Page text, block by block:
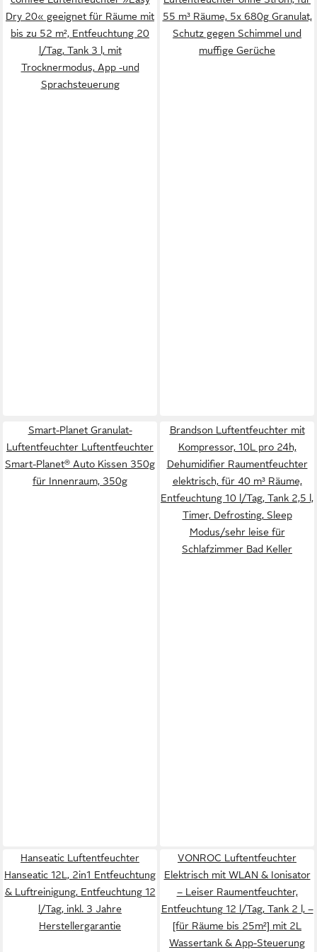
Dry 20« geeignet für Räume mit
bis zu 52 m², Entfeuchtung 20
l/Tag, Tank 3 l, mit
Trocknermodus, App -und
Sprachsteuerung
55 m³ Räume, 5x 680g Granulat,
Schutz gegen Schimmel und
muffige Gerüche
Smart-Planet Granulat-
Luftentfeuchter Luftentfeuchter
Smart-Planet® Auto Kissen 350g
für Innenraum, 350g
Brandson Luftentfeuchter mit
Kompressor, 10L pro 24h,
Dehumidifier Raumentfeuchter
elektrisch, für 40 m³ Räume,
Entfeuchtung 10 l/Tag, Tank 2,5 l,
Timer, Defrosting, Sleep
Modus/sehr leise für
Schlafzimmer Bad Keller
Hanseatic Luftentfeuchter
Hanseatic 12L, 2in1 Entfeuchtung
& Luftreinigung, Entfeuchtung 12
l/Tag, inkl. 3 Jahre
Herstellergarantie
VONROC Luftentfeuchter
Elektrisch mit WLAN & Ionisator
– Leiser Raumentfeuchter,
Entfeuchtung 12 l/Tag, Tank 2 l, –
[für Räume bis 25m²] mit 2L
Wassertank & App-Steuerung